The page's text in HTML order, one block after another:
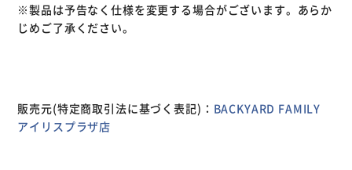
※製品は予告なく仕様を変更する場合がございます。あらか
じめご了承ください。
販売元(特定商取引法に基づく表記)： BACKYARD FAMILY
アイリスプラザ店